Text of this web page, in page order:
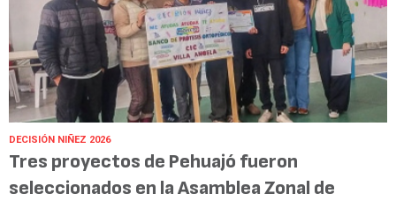
DECISIÓN NIÑEZ 2026
Tres proyectos de Pehuajó fueron
seleccionados en la Asamblea Zonal de